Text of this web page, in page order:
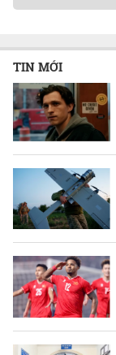
TIN MỚI